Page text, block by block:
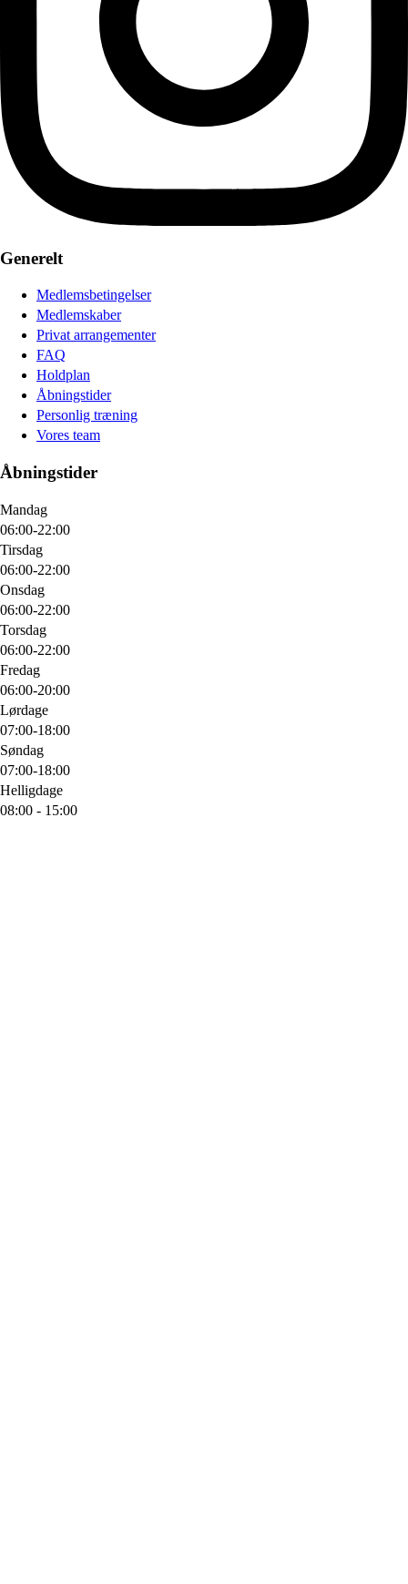
Generelt
Medlemsbetingelser
Medlemskaber
Privat arrangementer
FAQ
Holdplan
Åbningstider
Personlig træning
Vores team
Åbningstider
Mandag
06:00-22:00
Tirsdag
06:00-22:00
Onsdag
06:00-22:00
Torsdag
06:00-22:00
Fredag
06:00-20:00
Lørdage
07:00-18:00
Søndag
07:00-18:00
Helligdage
08:00 - 15:00